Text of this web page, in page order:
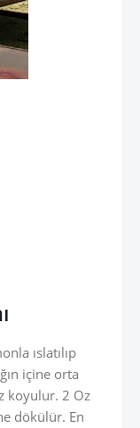
ıslatılıp
içine orta
koyulur. 2 Oz
dökülür. En